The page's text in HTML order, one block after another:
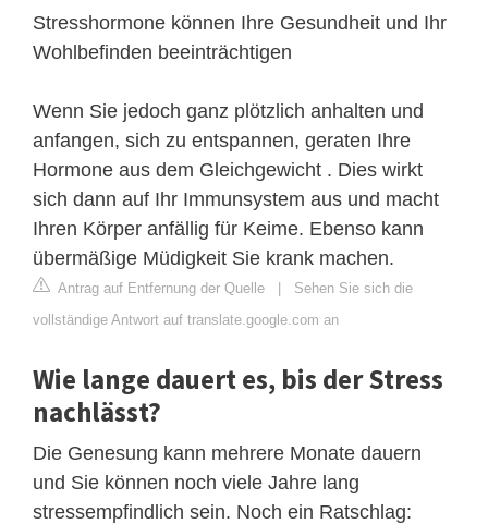
Stresshormone können Ihre Gesundheit und Ihr
Wohlbefinden beeinträchtigen
Wenn Sie jedoch ganz plötzlich anhalten und
anfangen, sich zu entspannen, geraten Ihre
Hormone aus dem Gleichgewicht . Dies wirkt
sich dann auf Ihr Immunsystem aus und macht
Ihren Körper anfällig für Keime. Ebenso kann
übermäßige Müdigkeit Sie krank machen.
Antrag auf Entfernung der Quelle | Sehen Sie sich die
vollständige Antwort auf translate.google.com an
Wie lange dauert es, bis der Stress
nachlässt?
Die Genesung kann mehrere Monate dauern
und Sie können noch viele Jahre lang
stressempfindlich sein. Noch ein Ratschlag: